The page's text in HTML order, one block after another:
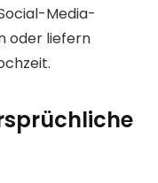
Media-
oder liefern